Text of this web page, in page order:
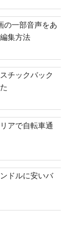
の一部音声をあ
集方法
チックバック
アで自転車通
ドルに安いバ